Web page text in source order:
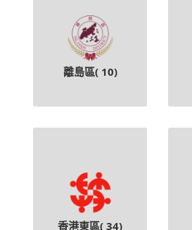
離島區( 10)
香港東區( 34)